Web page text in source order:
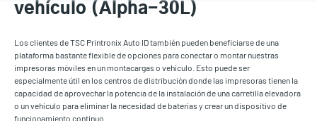
vehículo (Alpha-30L)
Los clientes de TSC Printronix Auto ID también pueden beneficiarse de una
plataforma bastante flexible de opciones para conectar o montar nuestras
impresoras móviles en un montacargas o vehículo. Esto puede ser
especialmente útil en los centros de distribución donde las impresoras tienen la
capacidad de aprovechar la potencia de la instalación de una carretilla elevadora
o un vehículo para eliminar la necesidad de baterías y crear un dispositivo de
funcionamiento continuo.